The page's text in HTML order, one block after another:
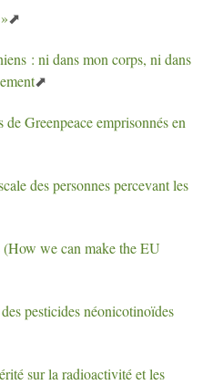
»
: ni dans mon corps, ni dans
Greenpeace emprisonnés en
des personnes percevant les
we can make theEU
des pesticides néonicotinoïdes
sur la radioactivité et les